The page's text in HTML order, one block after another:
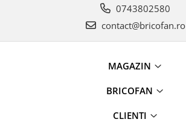
Echipamente pt incalzire 0743802580
contact@bricofan.ro
MAGAZIN
BRICOFAN
CLIENTI